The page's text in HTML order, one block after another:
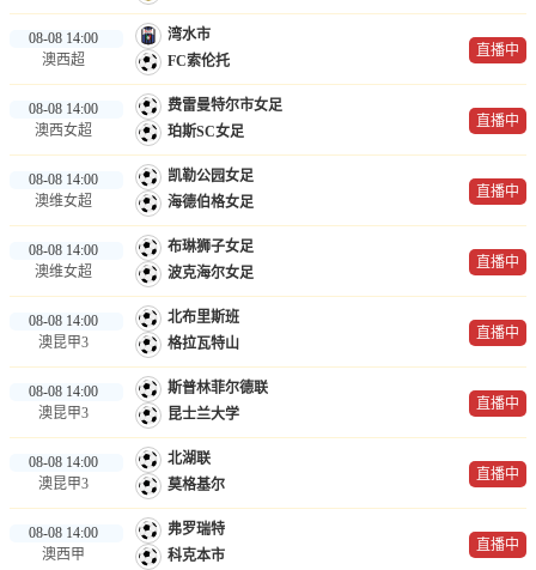
08-08 14:00
澳西超
湾水市
FC索伦托
直播中
08-08 14:00
澳西女超
费雷曼特尔市女足
珀斯SC女足
直播中
08-08 14:00
澳维女超
凯勒公园女足
海德伯格女足
直播中
08-08 14:00
澳维女超
布琳狮子女足
波克海尔女足
直播中
08-08 14:00
澳昆甲3
北布里斯班
格拉瓦特山
直播中
08-08 14:00
澳昆甲3
斯普林菲尔德联
昆士兰大学
直播中
08-08 14:00
澳昆甲3
北湖联
莫格基尔
直播中
08-08 14:00
澳西甲
弗罗瑞特
科克本市
直播中